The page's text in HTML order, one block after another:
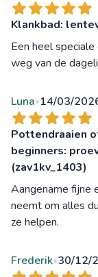
Klankbad:
Een heel
weg van de
Luna•14/03/
Pottendraaien
beginners:
(zav1kv_1403)
Aangename fijne
neemt om alles
ze helpen.
Frederik•30/12/